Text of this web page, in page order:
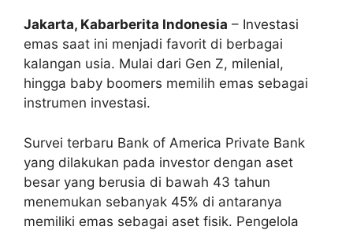
Jakarta, Kabarberita Indonesia – Investasi
emas saat ini menjadi favorit di berbagai
kalangan usia. Mulai dari Gen Z, milenial,
hingga baby boomers memilih emas sebagai
instrumen investasi.
Survei terbaru Bank of America Private Bank
yang dilakukan pada investor dengan aset
besar yang berusia di bawah 43 tahun
menemukan sebanyak 45% di antaranya
memiliki emas sebagai aset fisik. Pengelola